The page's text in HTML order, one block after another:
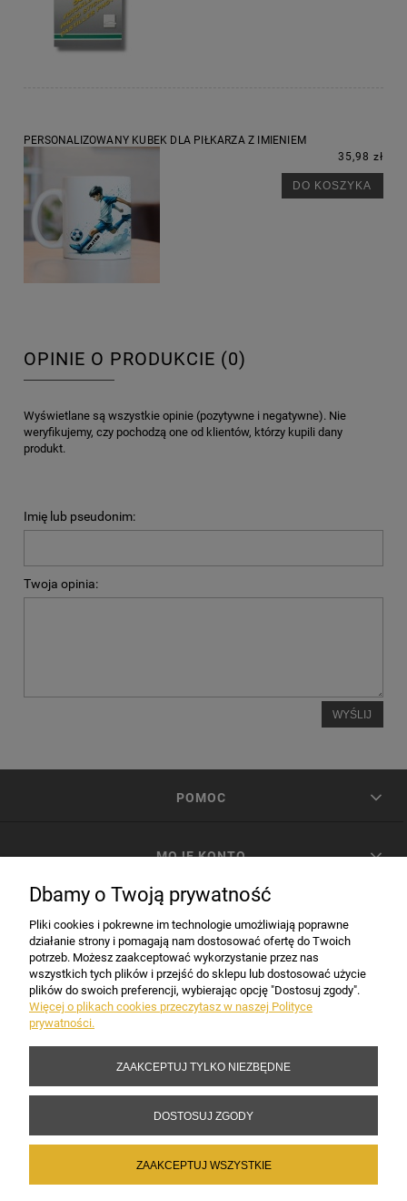
PERSONALIZOWANY KUBEK DLA PIŁKARZA Z IMIENIEM
35,98 zł
DO KOSZYKA
OPINIE O PRODUKCIE (0)
Wyświetlane są wszystkie opinie (pozytywne i negatywne). Nie
weryfikujemy, czy pochodzą one od klientów, którzy kupili dany
produkt.
Imię lub pseudonim:
Twoja opinia:
WYŚLIJ
POMOC
MOJE KONTO
INFORMACJE
Copyright 2017-2026 Sakramento.pl
Dbamy o Twoją prywatność
Pliki cookies i pokrewne im technologie umożliwiają poprawne
działanie strony i pomagają nam dostosować ofertę do Twoich
potrzeb. Możesz zaakceptować wykorzystanie przez nas
wszystkich tych plików i przejść do sklepu lub dostosować użycie
plików do swoich preferencji, wybierając opcję "Dostosuj zgody".
Więcej o plikach cookies przeczytasz w naszej Polityce
prywatności.
ZAAKCEPTUJ TYLKO NIEZBĘDNE
DOSTOSUJ ZGODY
ZAAKCEPTUJ WSZYSTKIE